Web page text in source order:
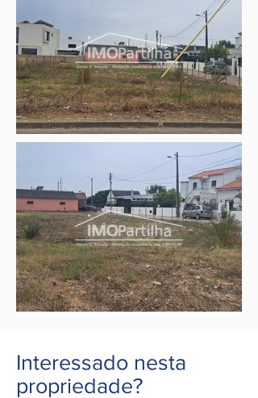
Interessado nesta
propriedade?